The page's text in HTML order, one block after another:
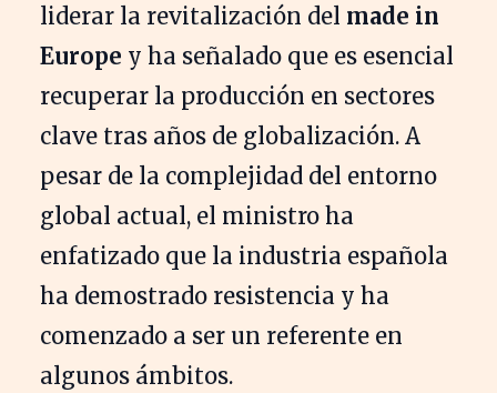
liderar la revitalización del made in
Europe y ha señalado que es esencial
recuperar la producción en sectores
clave tras años de globalización. A
pesar de la complejidad del entorno
global actual, el ministro ha
enfatizado que la industria española
ha demostrado resistencia y ha
comenzado a ser un referente en
algunos ámbitos.